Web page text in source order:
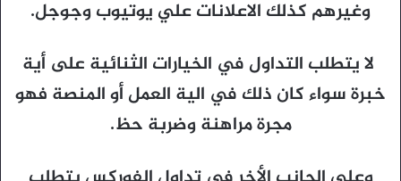
وغيرهم كذلك الاعلانات علي يوتيوب وجوجل.
لا يتطلب التداول في الخيارات الثنائية على أية
خبرة سواء كان ذلك في الية العمل أو المنصة فهو
مجرة مراهنة وضربة حظ.